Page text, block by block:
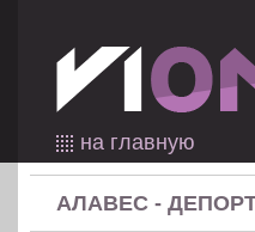
на главную
АЛАВЕС -